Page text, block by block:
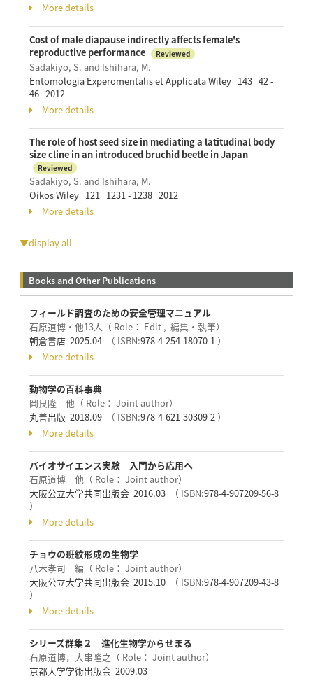
More details
Cost of male diapause indirectly affects female's
reproductive performance
Reviewed
Sadakiyo, S. and Ishihara, M.
Entomologia Experomentalis et Applicata Wiley 143 42 -
46 2012
More details
The role of host seed size in mediating a latitudinal body
size cline in an introduced bruchid beetle in Japan
Reviewed
Sadakiyo, S. and Ishihara, M.
Oikos Wiley 121 1231 - 1238 2012
More details
▼display all
Books and Other Publications
フィールド調査のための安全管理マニュアル
石原道博・他13人（ Role： Edit , 編集・執筆）
朝倉書店 2025.04
（ ISBN:978-4-254-18070-1）
More details
動物学の百科事典
岡良隆 他（ Role： Joint author）
丸善出版 2018.09
（ ISBN:978-4-621-30309-2）
More details
バイオサイエンス実験 入門から応用へ
石原道博 他（ Role： Joint author）
大阪公立大学共同出版会 2016.03
（ ISBN:978-4-907209-56-8
）
More details
チョウの班紋形成の生物学
八木孝司 編（ Role： Joint author）
大阪公立大学共同出版会 2015.10
（ ISBN:978-4-907209-43-8
）
More details
シリーズ群集２ 進化生物学からせまる
石原道博，大串隆之（ Role： Joint author）
京都大学学術出版会 2009.03